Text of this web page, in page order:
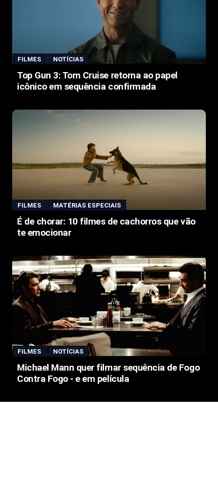
FILMES NOTÍCIAS
Top Gun 3: Tom Cruise retorna ao papel
icônico em sequência confirmada
FILMES MATÉRIAS ESPECIAIS
É de chorar: 10 filmes de cachorros que vão
te emocionar
FILMES NOTÍCIAS
Michael Mann quer filmar sequência de Fogo
Contra Fogo - e em película